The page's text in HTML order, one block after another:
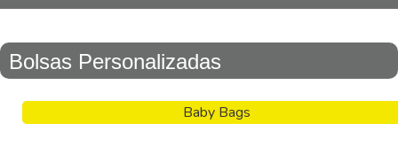
Bolsas Personalizadas
Baby Bags